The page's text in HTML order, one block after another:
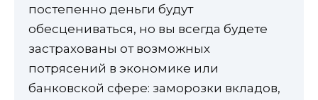
постепенно деньги будут
обесцениваться, но вы всегда будете
застрахованы от возможных
потрясений в экономике или
банковской сфере: заморозки вкладов,